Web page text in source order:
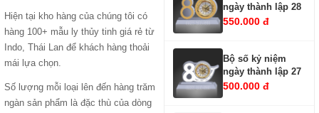
Hiện tại kho hàng của chúng tôi có
hàng 100+ mẫu ly thủy tinh giá rẻ từ
Indo, Thái Lan để khách hàng thoải
mái lựa chọn.
Số lượng mỗi loại lên đến hàng trăm
ngàn sản phẩm là đặc thù của dòng
ngày thành lập 28
550.000 đ
Bộ số kỷ niệm
ngày thành lập 27
500.000 đ